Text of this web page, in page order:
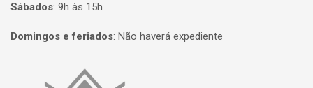
Sábados: 9h às 15h
Domingos e feriados: Não haverá expediente
Página inicial